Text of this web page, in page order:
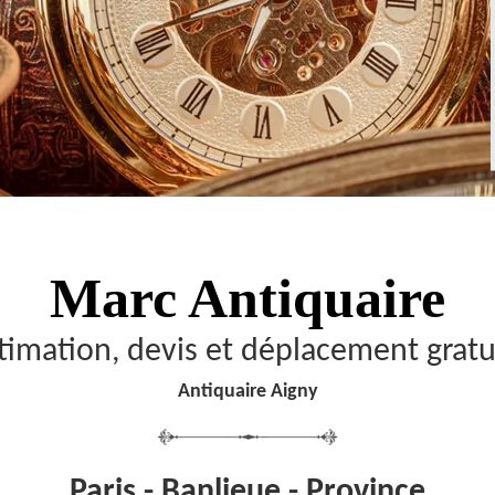
Marc Antiquaire
devis et déplacement
Antiquaire Aigny